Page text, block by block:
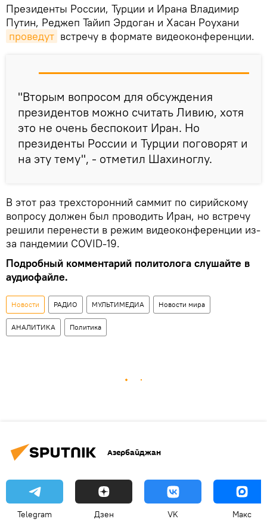
Президенты России, Турции и Ирана Владимир
Путин, Реджеп Тайип Эрдоган и Хасан Роухани
проведут встречу в формате видеоконференции.
"Вторым вопросом для обсуждения
президентов можно считать Ливию, хотя
это не очень беспокоит Иран. Но
президенты России и Турции поговорят и
на эту тему", - отметил Шахиноглу.
В этот раз трехсторонний саммит по сирийскому
вопросу должен был проводить Иран, но встречу
решили перенести в режим видеоконференции из-
за пандемии COVID-19.
Подробный комментарий политолога слушайте в
аудиофайле.
Новости РАДИО МУЛЬТИМЕДИА Новости мира
АНАЛИТИКА Политика
Азербайджан
Telegram Дзен VK Макс